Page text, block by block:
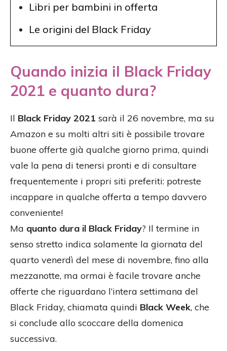
Libri per bambini in offerta
Le origini del Black Friday
Quando inizia il Black Friday
2021 e quanto dura?
Il Black Friday 2021 sarà il 26 novembre, ma su
Amazon e su molti altri siti è possibile trovare
buone offerte già qualche giorno prima, quindi
vale la pena di tenersi pronti e di consultare
frequentemente i propri siti preferiti: potreste
incappare in qualche offerta a tempo davvero
conveniente!
Ma quanto dura il Black Friday? Il termine in
senso stretto indica solamente la giornata del
quarto venerdì del mese di novembre, fino alla
mezzanotte, ma ormai è facile trovare anche
offerte che riguardano l’intera settimana del
Black Friday, chiamata quindi Black Week, che
si conclude allo scoccare della domenica
successiva.